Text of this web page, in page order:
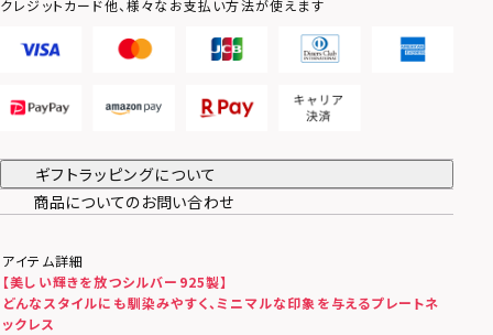
クレジットカード他、様々なお支払い方法が使えます
ギフトラッピングについて
商品についてのお問い合わせ
アイテム詳細
【美しい輝きを放つシルバー925製】
どんなスタイルにも馴染みやすく、ミニマルな印象を与えるプレートネ
ックレス